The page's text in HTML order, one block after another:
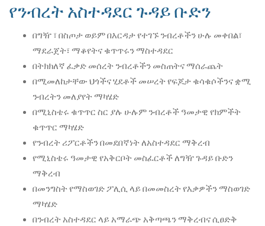
የንብረት አስተዳደር ጉዳይ ቡድን
በግዥ ፣ በስጦታ ወይም በእርዳታ የተገኙ ንብረቶችን ሁሉ መቀበል፣
ማደራጀት፣ ማቆየትና ቁጥጥሩን ማስተዳደር
በትክክለኛ ፈቃድ መሰረት ንብረቶችን መስጠትና ማሰራጨት
በሚመለከታቸው ህጎችና ሂደቶች መሠረት የፍጆታ ቁሳቁሶችንና ቋሚ
ንብረትን መለያየት ማካሄድ
በሚኒስቴሩ ቁጥጥር ስር ያሉ ሁሉም ንብረቶች ዓመታዊ የክምችት
ቁጥጥር ማካሄድ
የንብረት ሪፖርቶችን በመደበኛነት ለአስተዳደር ማቅረብ
የሚኒስቴሩ ዓመታዊ የአቅርቦት መስፈርቶች ለግዥ ጉዳይ ቡድን
ማቅረብ
በመንግስት የማስወገድ ፖሊሲ ላይ በመመስረት የእቃዎችን ማስወገድ
ማካሄድ
በንብረት አስተዳደር ላይ አማራጭ አቅጣጫን ማቅረብና ሲፀድቅ